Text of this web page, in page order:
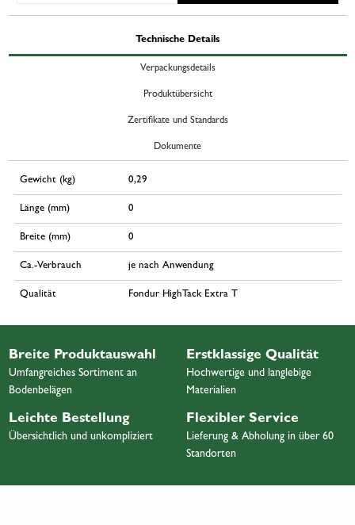
Technische Details
Verpackungsdetails
Produktübersicht
Zertifikate und Standards
Dokumente
Gewicht (kg) 0,29
Länge (mm) 0
Breite (mm) 0
Ca.-Verbrauch je nach Anwendung
Qualität Fondur HighTack Extra T
Breite Produktauswahl
Umfangreiches Sortiment an
Bodenbelägen
Erstklassige Qualität
Hochwertige und langlebige
Materialien
Leichte Bestellung
Übersichtlich und unkompliziert
Flexibler Service
Lieferung & Abholung in über 60
Standorten